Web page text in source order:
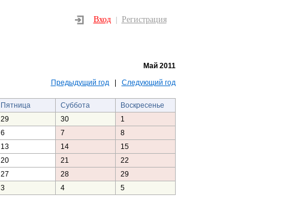
Вход Регистрация
Май 2011
Предыдущий год| Следующий год
Пятница Суббота
Воскресенье
29 30
1
6 7
8
13 14
15
20 21
22
27 28
29
3 4 5